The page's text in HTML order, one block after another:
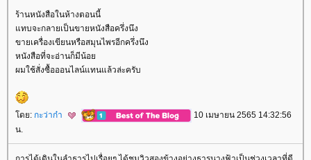
ร้านหนังสือในห้างตอนนี้
ทบจะกลายเป็นขายหนังสือครึ่งนึง
ขายเครื่องเขียนหรือสมุนไพรอีกครึ่งนึง
หนังสือที่จะอ่านก็มีน้อ
ผมใช้สั่งซื้อออนไลน์แทนแล้วล่ะครับ
ดย: กะว่าก๋า
10 เมษายน 2565 14:32:56
น.